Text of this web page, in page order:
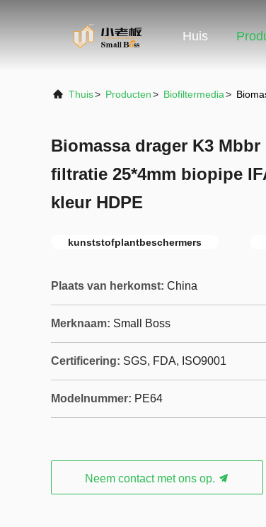
Huis
Thuis> Producten> Biofiltermedia>
Biomassa drager K3
filtratie 25*4mm biopipe
kleur HDPE
kunststofplantbeschermers
Plaats van herkomst: China
Merknaam: Small Boss
Certificering: SGS, FDA, ISO9001
Modelnummer: PE64
Neem contact met ons op.